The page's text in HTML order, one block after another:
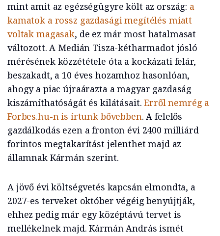
mint amit az egézségügyre költ az ország: a
kamatok a rossz gazdasági megítélés miatt
voltak magasak, de ez már most hatalmasat
változott. A Medián Tisza-kétharmadot jósló
mérésének közzététele óta a kockázati felár,
beszakadt, a 10 éves hozamhoz hasonlóan,
ahogy a piac újraárazta a magyar gazdaság
kiszámíthatóságát és kilátásait.Erről nemrég a
Forbes.hu-n is írtunk bővebben. A felelős
gazdálkodás ezen a fronton évi 2400 milliárd
forintos megtakarítást jelenthet majd az
államnak Kármán szerint.
A jövő évi költségvetés kapcsán elmondta, a
2027-es terveket október végéig benyújtják,
ehhez pedig már egy középtávú tervet is
mellékelnek majd. Kármán András ismét